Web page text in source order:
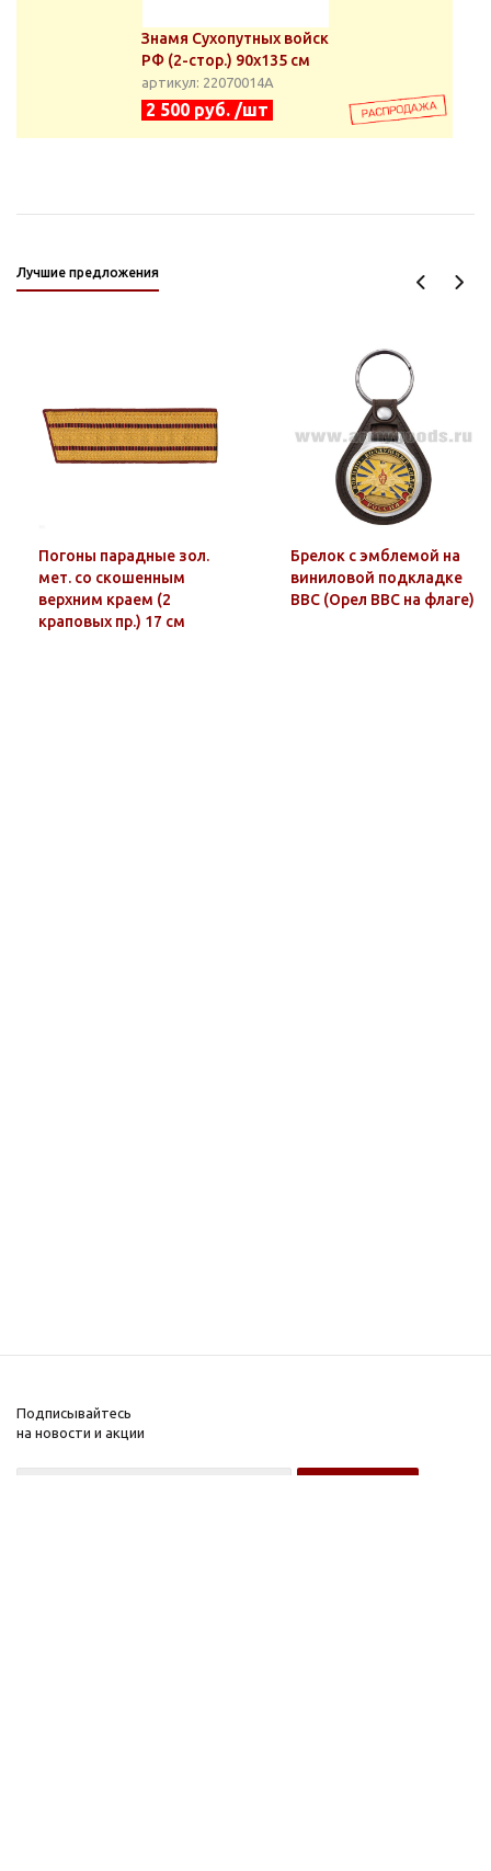
Знамя Сухопутных войск
РФ (2-стор.) 90х135 см
артикул: 22070014А
2 500 руб. /шт
Лучшие предложения
Погоны парадные зол.
мет. со скошенным
верхним краем (2
краповых пр.) 17 см
Брелок с эмблемой на
виниловой подкладке
ВВС (Орел ВВС на флаге)
Подписывайтесь
на новости и акции